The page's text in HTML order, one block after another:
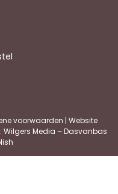
voorwaarden | Website
Wilgers Media – Dasvanbas